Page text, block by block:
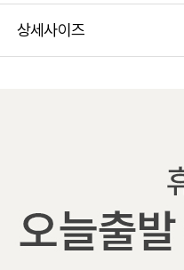
상세사이즈